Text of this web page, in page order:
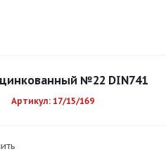
№22 DIN741
Артикул: 17/15/169